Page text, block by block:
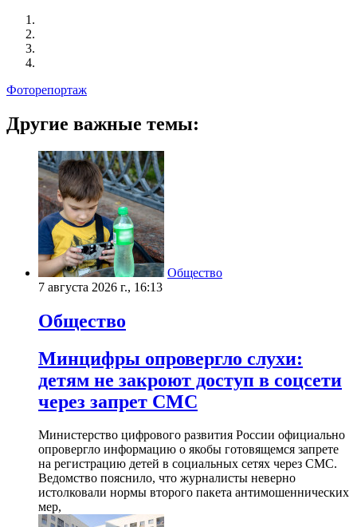
Фоторепортаж
Другие важные темы:
Общество
7 августа 2026 г., 16:13
Общество
Минцифры опровергло слухи:
детям не закроют доступ в соцсети
через запрет СМС
Министерство цифрового развития России официально
опровергло информацию о якобы готовящемся запрете
на регистрацию детей в социальных сетях через СМС.
Ведомство пояснило, что журналисты неверно
истолковали нормы второго пакета антимошеннических
мер,